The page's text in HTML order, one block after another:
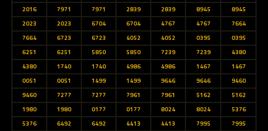
2016
7971 7971 2839 2839 8945
8945
2023
2023 6704 6704 4767 4767
7664
7664
6723 6723 4052 4052 0395
0395
6251
6251 5850 5850 7239 7239
4380
4380
1740 1740 4986 4986 1467
1467
0051
0051 1499 1499 9646 9646
9460
9460
7277 7277 7961 7961 5162
5162
1980
1980 0177 0177 8024 8024
5376
5376
6492 6492 4413 4413 7995
7995